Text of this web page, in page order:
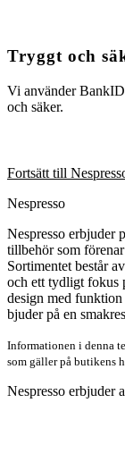
Tryggt och
Vi använder
och säker.
Fortsätt till
Nespresso
Nespresso erbjuder
tillbehör som
Sortimentet består
och ett tydligt fokus
design med
bjuder på en
Informationen i denna
som gäller på butikens
Nespresso erbjuder